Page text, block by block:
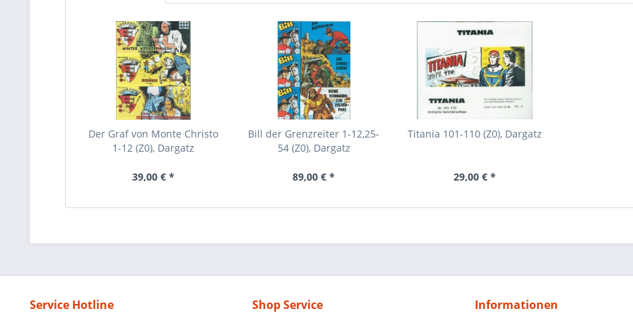
Der Graf von Monte Christo
1-12 (Z0), Dargatz
39,00 € *
Bill der Grenzreiter 1-12,25-
54 (Z0), Dargatz
89,00 € *
Titania 101-110 (Z0), Dargatz
29,00 € *
Service Hotline Shop Service Informationen